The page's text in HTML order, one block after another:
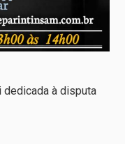
dedicada à disputa